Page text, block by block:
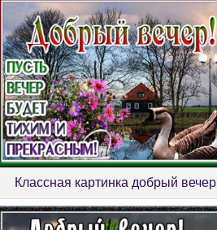
Классная картинка добрый вечер